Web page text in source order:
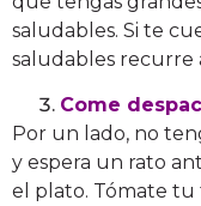
saludables. Si te
saludables recurre
Come
Por un lado, no
y espera un rato
el plato. Tómate tu